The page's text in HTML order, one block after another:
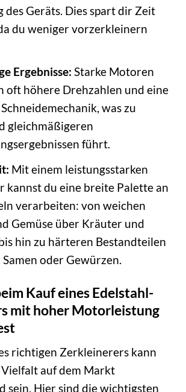
des Geräts. Dies spart dir Zeit
du weniger vorzerkleinern
Ergebnisse: Starke Motoren
oft höhere Drehzahlen und eine
was zu
gleichmäßigeren
führt.
Mit einem leistungsstarken
kannst du eine breite Palette an
verarbeiten: von weichen
Gemüse über Kräuter und
hin zu härteren Bestandteilen
Samen oder Gewürzen.
Kauf eines Edelstahl-
mit hoher Motorleistung
richtigen Zerkleinerers kann
auf dem Markt
sein. Hier sind die wichtigsten